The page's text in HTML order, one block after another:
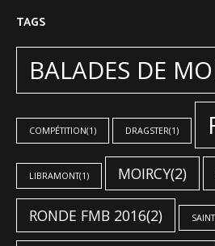
TAGS
BALADES DE
COMPÉTITION(1) DRAGSTER(1)
LIBRAMONT(1) MOIRCY(2)
RONDE FMB 2016(2)